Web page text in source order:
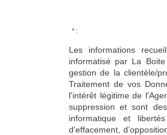
* :
Les informations
informatisé par La
gestion de la clientèle/
Traitement de vos
l'intérêt légitime de
suppression et sont
informatique et
d’effacement,